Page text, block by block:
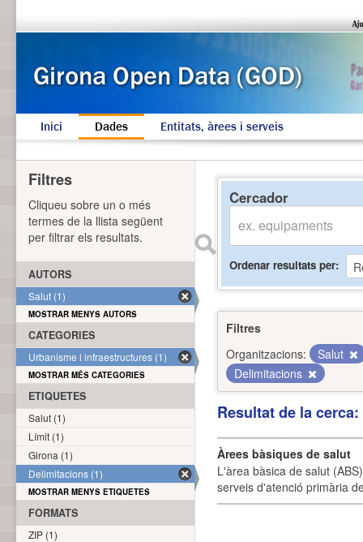
Inici Dades Entitats, àrees i serveis
Cercador
Ordenar resultats per
Filtres
Organitzacions:
Salut
Delimitacions
Resultat de la
Àrees bàsiques de salut
L'àrea bàsica de salut
serveis d'atenció primària
Filtres
Cliqueu sobre un o més
termes de la llista següent
per filtrar els resultats.
AUTORS
Salut (1)
MOSTRAR MENYS AUTORS
CATEGORIES
Urbanisme i infraestructures (1)
MOSTRAR MÉS CATEGORIES
ETIQUETES
Salut (1)
Límit (1)
Girona (1)
Delimitacions (1)
MOSTRAR MENYS ETIQUETES
FORMATS
ZIP (1)